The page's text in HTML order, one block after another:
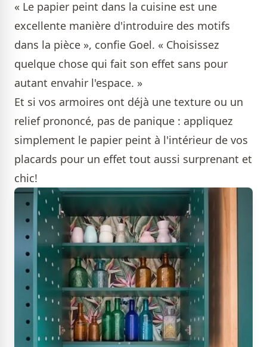
« Le papier peint dans la cuisine est une
excellente manière d'introduire des motifs
dans la pièce », confie Goel. « Choisissez
quelque chose qui fait son effet sans pour
autant envahir l'espace. »
Et si vos armoires ont déjà une texture ou un
relief prononcé, pas de panique : appliquez
simplement le papier peint à l'intérieur de vos
placards pour un effet tout aussi surprenant et
chic!